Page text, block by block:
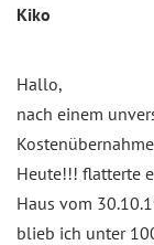
Kiko
Hallo,
nach einem
Heute!!! flatterte
Haus vom
blieb ich unter